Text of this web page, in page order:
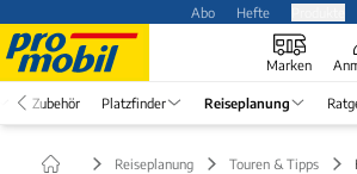
Abo Hefte
Marken
Zubehör Platzfinder Reiseplanung
Reiseplanung Touren & Tipps